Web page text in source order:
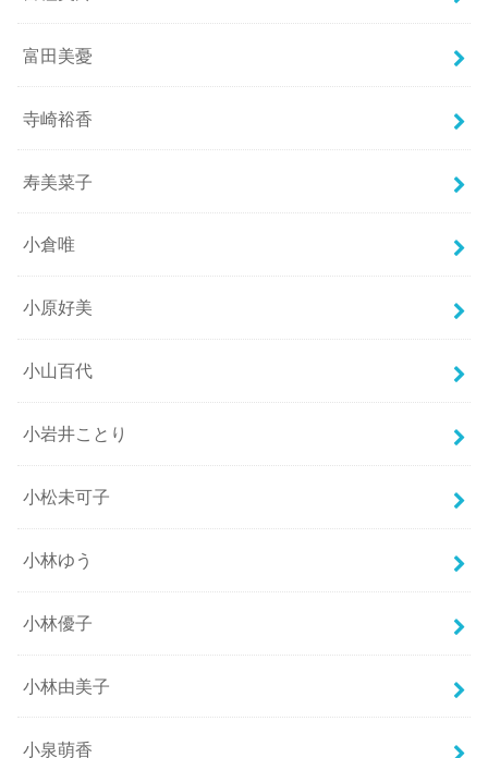
富田美憂
寺崎裕香
寿美菜子
小倉唯
小原好美
小山百代
小岩井ことり
小松未可子
小林ゆう
小林優子
小林由美子
小泉萌香